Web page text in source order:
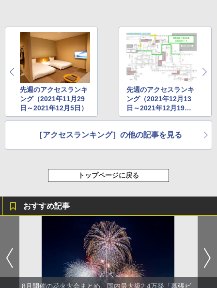
電動エアーポンプ SUP用 20PSI 電動ポンプ
ゴムボート 空気入れ 空気抜き 自動停止 過熱
保護 日光可読lcd 7種類ノズル付き
￥7,884
先週のアクセスランキ
ング（2021年11月29
日～2021年12月5日）
先週のアクセスランキ
ング（2021年12月13
日～2021年12月19
日）
［アクセスランキング］の他の記事を見る
トップページに戻る
おすすめ記事
8月開催の花火大会まとめ。国内最大級2.4万発「幕張ビ